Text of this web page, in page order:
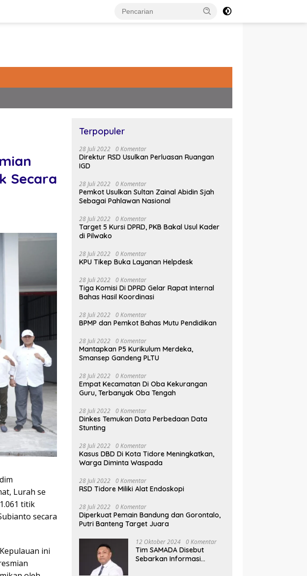
Secara
Lurah se
titik
secara
ini
Terpopuler
28 Juli 2022 0 Komentar
Direktur RSD Usulkan Perluasan Ruangan
IGD
28 Juli 2022 0 Komentar
Pemkot Usulkan Sultan Zainal Abidin Sjah
Sebagai Pahlawan Nasional
28 Juli 2022 0 Komentar
Target 5 Kursi DPRD, PKB Bakal Usul Kader
di Pilwako
28 Juli 2022 0 Komentar
KPU Tikep Buka Layanan Helpdesk
28 Juli 2022 0 Komentar
Tiga Komisi Di DPRD Gelar Rapat Internal
Bahas Hasil Koordinasi
28 Juli 2022 0 Komentar
BPMP dan Pemkot Bahas Mutu Pendidikan
28 Juli 2022 0 Komentar
Mantapkan P5 Kurikulum Merdeka,
Smansep Gandeng PLTU
28 Juli 2022 0 Komentar
Empat Kecamatan Di Oba Kekurangan
Guru, Terbanyak Oba Tengah
28 Juli 2022 0 Komentar
Dinkes Temukan Data Perbedaan Data
Stunting
28 Juli 2022 0 Komentar
Kasus DBD Di Kota Tidore Meningkatkan,
Warga Diminta Waspada
28 Juli 2022 0 Komentar
RSD Tidore Miliki Alat Endoskopi
28 Juli 2022 0 Komentar
Diperkuat Pemain Bandung dan Gorontalo,
Putri Banteng Target Juara
12 Oktober 2024 0 Komentar
Tim SAMADA Disebut
Sebarkan Informasi